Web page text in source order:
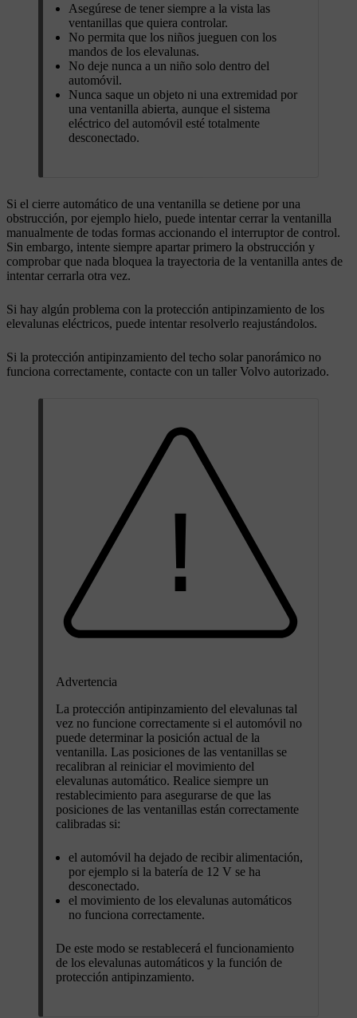
Asegúrese de tener siempre a la vista las
ventanillas que quiera controlar.
No permita que los niños jueguen con los
mandos de los elevalunas.
No deje nunca a un niño solo dentro del
automóvil.
Nunca saque un objeto ni una extremidad por
una ventanilla abierta, aunque el sistema
eléctrico del automóvil esté totalmente
desconectado.
Si el cierre automático de una ventanilla se detiene por una
obstrucción, por ejemplo hielo, puede intentar cerrar la ventanilla
manualmente de todas formas accionando el interruptor de control.
Sin embargo, intente siempre apartar primero la obstrucción y
comprobar que nada bloquea la trayectoria de la ventanilla antes de
intentar cerrarla otra vez.
Si hay algún problema con la protección antipinzamiento de los
elevalunas eléctricos, puede intentar resolverlo reajustándolos.
Si la protección antipinzamiento del techo solar panorámico no
funciona correctamente, contacte con un taller Volvo autorizado.
Advertencia
La protección antipinzamiento del elevalunas tal
vez no funcione correctamente si el automóvil no
puede determinar la posición actual de la
ventanilla. Las posiciones de las ventanillas se
recalibran al reiniciar el movimiento del
elevalunas automático. Realice siempre un
restablecimiento para asegurarse de que las
posiciones de las ventanillas están correctamente
calibradas si:
el automóvil ha dejado de recibir alimentación,
por ejemplo si la batería de 12 V se ha
desconectado.
el movimiento de los elevalunas automáticos
no funciona correctamente.
De este modo se restablecerá el funcionamiento
de los elevalunas automáticos y la función de
protección antipinzamiento.